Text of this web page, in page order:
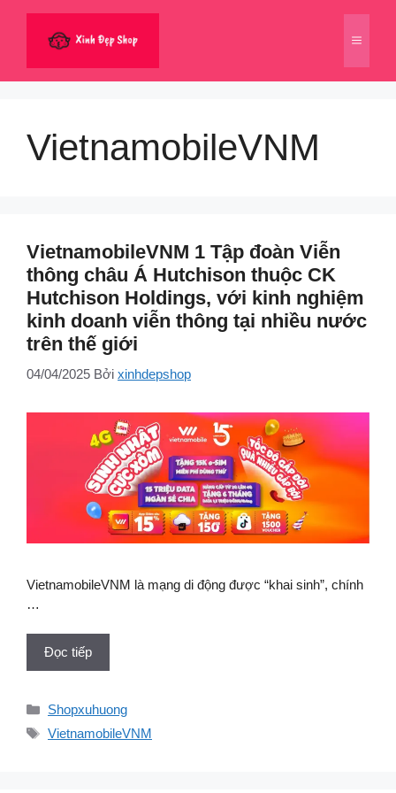
dung
Menu
VietnamobileVNM
VietnamobileVNM 1 Tập đoàn Viễn
thông châu Á Hutchison thuộc CK
Hutchison Holdings, với kinh nghiệm
kinh doanh viễn thông tại nhiều nước
trên thế giới
04/04/2025 Bởi xinhdepshop
VietnamobileVNM là mạng di động được “khai sinh”, chính
…
Đọc tiếp
Danh
mục
Shopxuhuong
Thẻ
VietnamobileVNM